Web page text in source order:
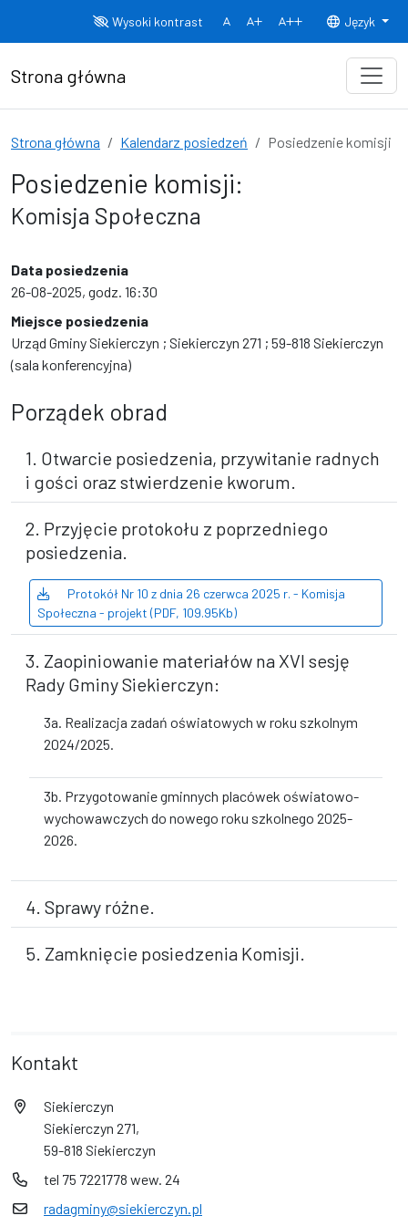
Wysoki kontrast
Normalny rozmiar czcionki
Rozmiar czcionki 150% Rozmiar
Język
Strona główna
Strona główna Kalendarz posiedzeń Posiedzenie komisji
Posiedzenie komisji:
Komisja Społeczna
Data posiedzenia
26-08-2025, godz. 16:30
Miejsce posiedzenia
Urząd Gminy Siekierczyn ; Siekierczyn 271 ; 59-818 Siekierczyn
(sala konferencyjna)
Porządek obrad
1. Otwarcie posiedzenia, przywitanie radnych
i gości oraz stwierdzenie kworum.
2. Przyjęcie protokołu z poprzedniego
posiedzenia.
Protokół Nr 10 z dnia 26 czerwca 2025 r. - Komisja
Społeczna - projekt (PDF, 109.95Kb)
3. Zaopiniowanie materiałów na XVI sesję
Rady Gminy Siekierczyn:
3a. Realizacja zadań oświatowych w roku szkolnym
2024/2025.
3b. Przygotowanie gminnych placówek oświatowo-
wychowawczych do nowego roku szkolnego 2025-
2026.
4. Sprawy różne.
5. Zamknięcie posiedzenia Komisji.
Kontakt
Siekierczyn
Siekierczyn 271,
59-818 Siekierczyn
tel 75 7221778 wew. 24
radagminy@siekierczyn.pl